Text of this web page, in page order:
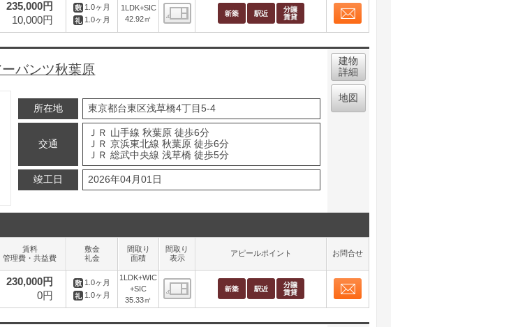
235,000円
10,000円
1.0ヶ月
1.0ヶ月
1LDK+SIC
42.92㎡
間取り表示
バンツ秋葉原
所在地 東京都台東区浅草橋4丁目5-4
交通
ＪＲ 山手線 秋葉原 徒歩6分
ＪＲ 京浜東北線 秋葉原 徒歩6分
ＪＲ 総武中央線 浅草橋 徒歩5分
竣工日 2026年04月01日
建物
詳細
地図
賃料
管理費・共益費
敷金
礼金
間取り
面積
間取り
表示
アピールポイント お問合せ
230,000円
0円
1.0ヶ月
1.0ヶ月
1LDK+WIC
+SIC
35.33㎡
間取り表示